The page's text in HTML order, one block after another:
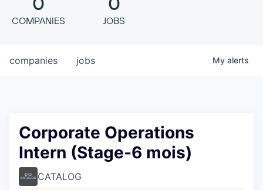
COMPANIES JOBS
jobs
companies My alerts
Corporate Operations
Intern (Stage-6 mois)
CATALOG